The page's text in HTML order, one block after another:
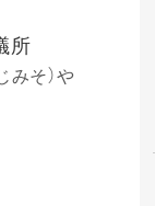
所
みそ）や